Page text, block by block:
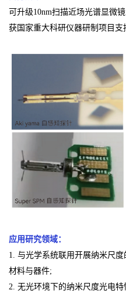
可升级10nm扫描近场光谱显微镜
获国家重大科研仪器研制项目支
应用研究领域：
1. 与光学系统联用开展纳米尺
材料与器件;
2. 无光环境下的纳米尺度光电